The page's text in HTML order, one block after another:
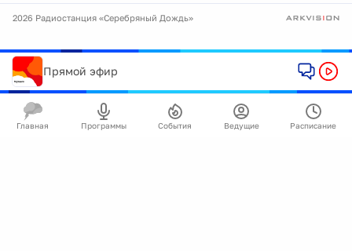
2026 Радиостанция «Серебряный Дождь»
Прямой эфир
Главная Программы События Ведущие Расписание